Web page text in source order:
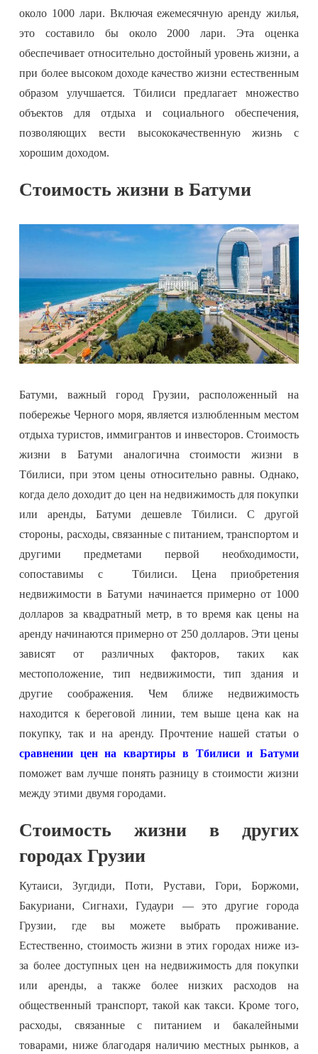
около 1000 лари. Включая ежемесячную аренду жилья,
это составило бы около 2000 лари. Эта оценка
обеспечивает относительно достойный уровень жизни, а
при более высоком доходе качество жизни естественным
образом улучшается. Тбилиси предлагает множество
объектов для отдыха и социального обеспечения,
позволяющих вести высококачественную жизнь с
хорошим доходом.
Стоимость жизни в Батуми
Батуми, важный город Грузии, расположенный на
побережье Черного моря, является излюбленным местом
отдыха туристов, иммигрантов и инвесторов. Стоимость
жизни в Батуми аналогична стоимости жизни в
Тбилиси, при этом цены относительно равны. Однако,
когда дело доходит до цен на недвижимость для покупки
или аренды, Батуми дешевле Тбилиси. С другой
стороны, расходы, связанные с питанием, транспортом и
другими предметами первой необходимости,
сопоставимы с Тбилиси. Цена приобретения
недвижимости в Батуми начинается примерно от 1000
долларов за квадратный метр, в то время как цены на
аренду начинаются примерно от 250 долларов. Эти цены
зависят от различных факторов, таких как
местоположение, тип недвижимости, тип здания и
другие соображения. Чем ближе недвижимость
находится к береговой линии, тем выше цена как на
покупку, так и на аренду. Прочтение нашей статьи о
сравнении цен на квартиры в Тбилиси и Батуми
поможет вам лучше понять разницу в стоимости жизни
между этими двумя городами.
Стоимость жизни в других
городах Грузии
Кутаиси, Зугдиди, Поти, Рустави, Гори, Боржоми,
Бакуриани, Сигнахи, Гудаури — это другие города
Грузии, где вы можете выбрать проживание.
Естественно, стоимость жизни в этих городах ниже из-
за более доступных цен на недвижимость для покупки
или аренды, а также более низких расходов на
общественный транспорт, такой как такси. Кроме того,
расходы, связанные с питанием и бакалейными
товарами, ниже благодаря наличию местных рынков, а